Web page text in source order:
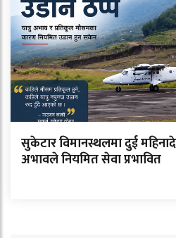
सुकेटार विमानस्थलमा दुई
अभावले नियमित सेवा प्रभावित